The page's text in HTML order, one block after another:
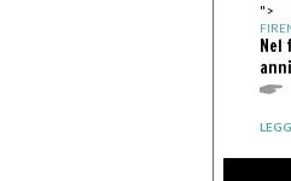
">
Nel